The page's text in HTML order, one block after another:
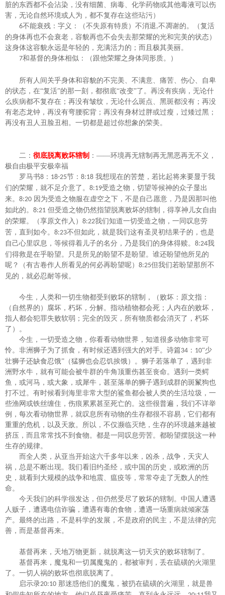
脏的东西都不会沾染，没有细菌、病毒、化学药物或其他毒液可以伤
害，无论自然环境或人为，都不复存在这些玷污）
6不能衰残：字义：（不失原有特质） 不消退,不凋谢的。（复活
的身体再也不会衰老，容貌再也不会失去那荣耀的光和完美的状态）
这身体这容貌永远是年轻的，充满活力的；而且极其美丽。
7和基督的身体相似：（跟他荣耀之身体同形质。）
所有人间关乎身体和容貌的不完美、不满意、痛苦、伤心、自卑
的状态，在“复活”的那一刻，都彻底“改变”了。再没有疾病，无论什
么疾病都不复存在；再没有皱纹，无论什么斑点、黑斑都没有；再没
有老态龙钟，再没有弯腰驼背；再没有身材过胖或过瘦，过矮过黑；
再没有丑人丑脸丑相。一切都是超过你想象的荣美。
二： 彻底脱离败坏辖制 ： ——环境再无辖制再无黑恶再无不义，
极自由极平安极幸福
罗马书8 ： 18-25节： 8:18 我想现在的苦楚，若比起将来要显于我
们的荣耀，就不足介意了。 8:19受造之物，切望等候神的众子显出
来。 8:20 因为受造之物服在虚空之下，不是自己愿意，乃是因那叫他
如此的。 8:21 但受造之物仍然指望脱离败坏的辖制，得享神儿女自由
的荣耀。（享原文作入） 8:22我们知道一切受造之物，一同叹息劳
苦，直到如今。 8:23不但如此，就是我们这有圣灵初结果子的，也是
自己心里叹息，等候得着儿子的名分，乃是我们的身体得赎。 8:24我
们得救是在乎盼望。只是所见的盼望不是盼望。谁还盼望他所见的
呢？（有古卷作人所看见的何必再盼望呢） 8:25但我们若盼望那所不
见的，就必忍耐等候。
今生，人类和一切生物都受到败坏的辖制，（败坏：原文指：
（自然界的）腐坏，朽坏，分解。指动植物都会死；人内在的败坏，
指人都会犯罪失败软弱；完全的毁灭，所有物质都会消灭了，朽坏
了）。
今生，一切受造之物，你看看动物世界，知道很多动物非常可
怜。非洲狮子为了抓食，有时候还遇到强大的对手。诗篇34 ： 10“少
壮狮子还缺食忍饿”（猛狮也会忍饥挨饿）。狮子若落单了，遇到非
洲野水牛，就有可能会被牛群的牛角顶重伤甚至丧命。遇到一类鳄
鱼，或河马，或大象，或犀牛，甚至落单的狮子遇到成群的斑鬣狗也
打不过。有时候看到海里非常大型的鲨鱼都会被人类的生活垃圾，一
些渔网或铁丝缠住，伤痕累累甚至死亡的。这些很普遍，我们不详举
例，每次看动物世界，就叹息所有动物的生存都很不容易，它们都有
重重的危机，以及天敌。所以，不仅濒临灭绝，生存的环境越来越被
挤压，而且常常找不到食物。都是一同叹息劳苦。都盼望摆脱这一种
生存的规律。
而全人类，从亚当开始这六千多年以来，凶杀，战争，天灾人
祸，总是不断出现。我们看旧约圣经，或中国的历史，或欧洲的历
史，就看到大规模的战争和地震、瘟疫等，常常夺走了无数人的性
命。
今天我们的科学很发达，但仍然受尽了败坏的辖制。中国人遭遇
人贩子，遭遇电信诈骗，遭遇有毒的食物，遭遇一场重病就倾家荡
产。最终的出路，不是科学的发展，不是政府的民主，不是法律的完
善，而是基督再来。
基督再来，天地万物更新，就脱离这一切天灾的败坏辖制了。
基督再来，魔鬼和一切属魔鬼的，都被审判，丢在硫磺的火湖里
了。一切人祸的败坏也彻底脱离了。
启示录20:10 那迷惑他们的魔鬼，被扔在硫磺的火湖里，就是兽